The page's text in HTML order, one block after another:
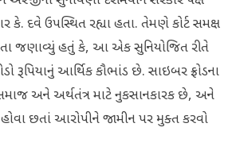
કે. દવે ઉપસ્થિત રહ્યા હતા. તેમણે કોર્ટ સમક્ષ
જણાવ્યું હતું કે, આ એક સુનિયોજિત રીતે
આર્થિક કૌભાંડ છે. સાઇબર ફ્રોડના
અને અર્થતંત્ર માટે નુકસાનકારક છે, અને
છતાં આરોપીને જામીન પર મુક્ત કરવો